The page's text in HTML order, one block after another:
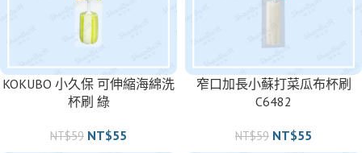
KOKUBO 小久保 可伸縮海綿洗
杯刷 綠
NT$59 NT$55
窄口加長小蘇打菜瓜布杯刷
C6482
NT$59 NT$55